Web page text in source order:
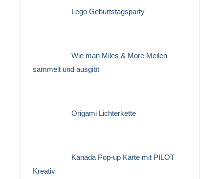
Lego Geburtstagsparty
Wie man Miles & More Meilen
sammelt und ausgibt
Origami Lichterkette
Kanada Pop-up Karte mit PILOT
Kreativ